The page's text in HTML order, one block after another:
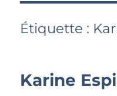
Étiquette :
Karine